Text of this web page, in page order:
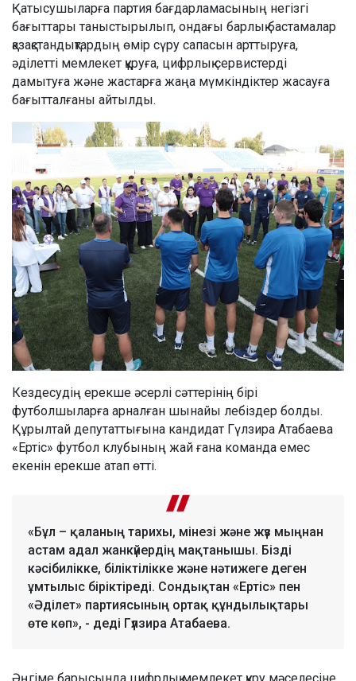
Қатысушыларға партия бағдарламасының негізгі
бағыттары таныстырылып, ондағы барлық бастамалар
қазақстандықтардың өмір сүру сапасын арттыруға,
әділетті мемлекет құруға, цифрлық сервистерді
дамытуға және жастарға жаңа мүмкіндіктер жасауға
бағытталғаны айтылды.
Кездесудің ерекше әсерлі сәттерінің бірі
футболшыларға арналған шынайы лебіздер болды.
Құрылтай депутаттығына кандидат Гүлзира Атабаева
«Ертіс» футбол клубының жай ғана команда емес
екенін ерекше атап өтті.
«Бұл – қаланың тарихы, мінезі және жүз мыңнан
астам адал жанкүйердің мақтанышы. Бізді
кәсібилікке, біліктілікке және нәтижеге деген
ұмтылыс біріктіреді. Сондықтан «Ертіс» пен
«Әділет» партиясының ортақ құндылықтары
өте көп», - деді Гүлзира Атабаева.